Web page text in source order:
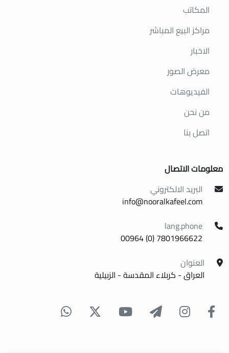
المكاتب
مراكز البيع المباشر
الاخبار
معرض الصور
الفيديوهات
من نحن
اتصل بنا
معلومات الاتصال
البريد الالكتروني
info@nooralkafeel.com
lang.phone
7801966622 (0) 00964
العنوان
العراق - كربلاء المقدسة - الزبيلية